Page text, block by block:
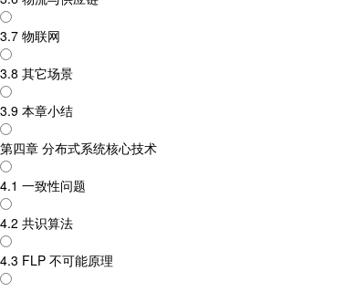
3.7 物联网
3.8 其它场景
3.9 本章小结
第四章 分布式系统核心技术
4.1 一致性问题
4.2 共识算法
4.3 FLP 不可能原理